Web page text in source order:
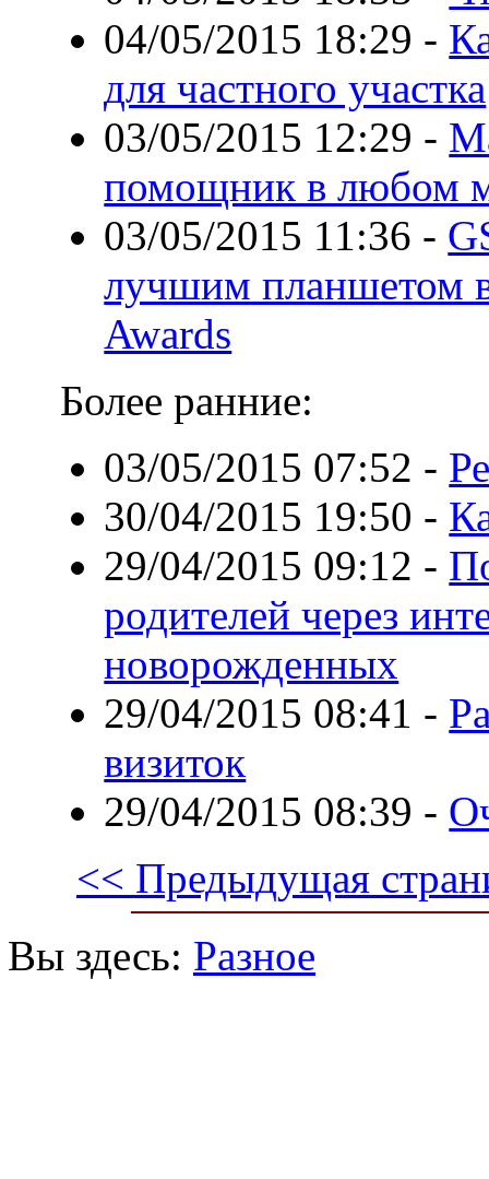
04/05/2015 18:29 -
для частного участка
03/05/2015 12:29 -
помощник в любом
03/05/2015 11:36 -
лучшим планшетом
Awards
Более ранние:
03/05/2015 07:52 -
30/04/2015 19:50 -
29/04/2015 09:12 -
родителей через
новорожденных
29/04/2015 08:41 -
визиток
29/04/2015 08:39 -
<< Предыдущая
Вы здесь: Разное